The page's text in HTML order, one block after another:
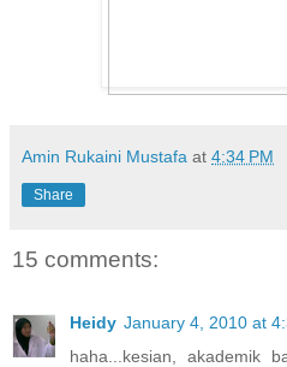
Amin Rukaini Mustafa at 4:34 PM
Share
15 comments:
Heidy January 4, 2010 at
haha...kesian, akademik